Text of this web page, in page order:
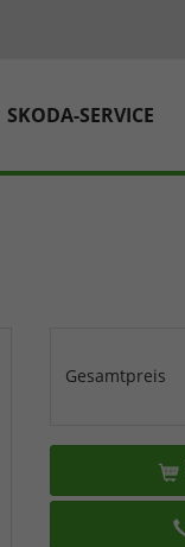
SKODA-SERVICE
Gesamtpreis